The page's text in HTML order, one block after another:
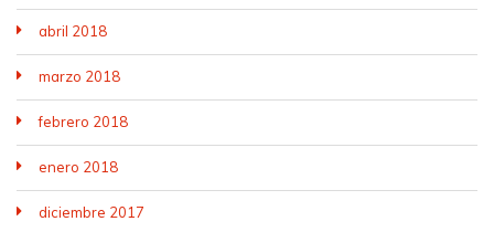
abril 2018
marzo 2018
febrero 2018
enero 2018
diciembre 2017